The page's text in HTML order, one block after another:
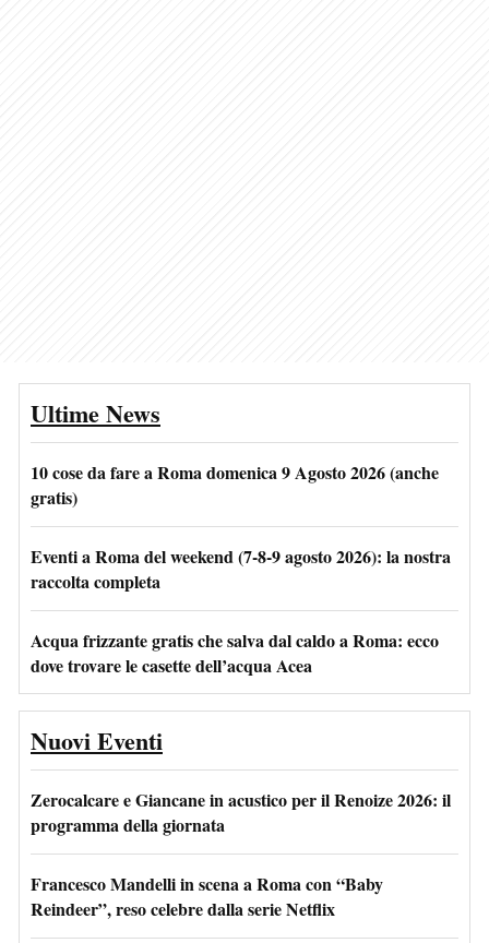
Ultime News
10 cose da fare a Roma domenica 9 Agosto 2026 (anche
gratis)
Eventi a Roma del weekend (7-8-9 agosto 2026): la nostra
raccolta completa
Acqua frizzante gratis che salva dal caldo a Roma: ecco
dove trovare le casette dell’acqua Acea
Nuovi Eventi
Zerocalcare e Giancane in acustico per il Renoize 2026: il
programma della giornata
Francesco Mandelli in scena a Roma con “Baby
Reindeer”, reso celebre dalla serie Netflix